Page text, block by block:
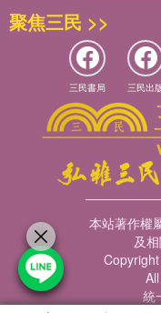
聚焦三民 >>
三民書局 三民出
本站著作權
及
統